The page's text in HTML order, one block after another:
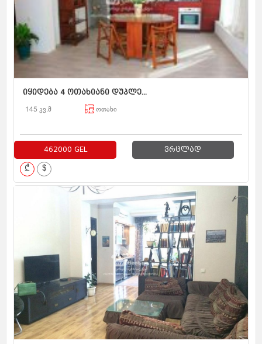
იყიდება 4 ოთახიანი დუპლე...
145 კვ.მ ოთახი
462000 GEL ვრცლად
₾ $